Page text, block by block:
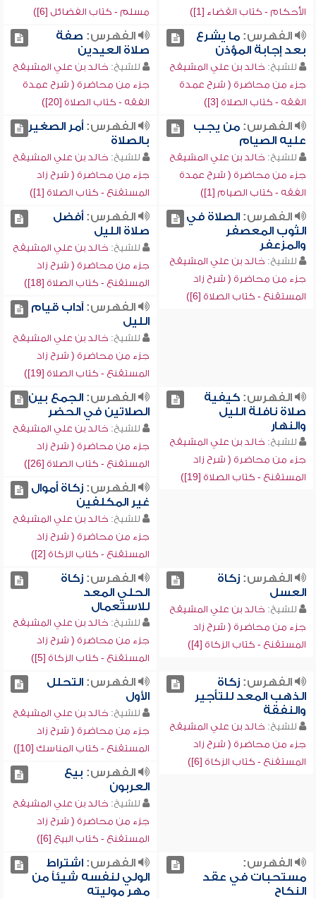
الأحكام - كتاب القضاء [1])
مسلم - كتاب الفضائل [6])
الفهرس:ما يشرع
بعد إجابة المؤذن
للشيخ: خالد بن علي المشيقح
جزء من محاضرة ( شرح عمدة
الفقه - كتاب الصلاة [3])
الفهرس: صفة
صلاة العيدين
للشيخ: خالد بن علي المشيقح
جزء من محاضرة ( شرح عمدة
الفقه - كتاب الصلاة [20])
الفهرس:من يجب
عليه الصيام
للشيخ: خالد بن علي المشيقح
جزء من محاضرة ( شرح عمدة
الفقه - كتاب الصيام [1])
الفهرس:أمر الصغير
بالصلاة
للشيخ: خالد بن علي المشيقح
جزء من محاضرة ( شرح زاد
المستقنع - كتاب الصلاة [1])
الفهرس:الصلاة في
الثوب المعصفر
والمزعفر
للشيخ: خالد بن علي المشيقح
جزء من محاضرة ( شرح زاد
المستقنع - كتاب الصلاة [6])
الفهرس:أفضل
صلاة الليل
للشيخ: خالد بن علي المشيقح
جزء من محاضرة ( شرح زاد
المستقنع - كتاب الصلاة [18])
الفهرس:آداب قيام
الليل
للشيخ: خالد بن علي المشيقح
جزء من محاضرة ( شرح زاد
المستقنع - كتاب الصلاة [19])
الفهرس:كيفية
صلاة نافلة الليل
والنهار
للشيخ: خالد بن علي المشيقح
جزء من محاضرة ( شرح زاد
المستقنع - كتاب الصلاة [19])
الفهرس:الجمع بين
الصلاتين في الحضر
للشيخ: خالد بن علي المشيقح
جزء من محاضرة ( شرح زاد
المستقنع - كتاب الصلاة [26])
الفهرس:زكاة أموال
غير المكلفين
للشيخ: خالد بن علي المشيقح
جزء من محاضرة ( شرح زاد
المستقنع - كتاب الزكاة [2])
الفهرس:زكاة
العسل
للشيخ: خالد بن علي المشيقح
جزء من محاضرة ( شرح زاد
المستقنع - كتاب الزكاة [4])
الفهرس:زكاة
الحلي المعد
للاستعمال
للشيخ: خالد بن علي المشيقح
جزء من محاضرة ( شرح زاد
المستقنع - كتاب الزكاة [5])
الفهرس:زكاة
الذهب المعد للتأجير
والنفقة
للشيخ: خالد بن علي المشيقح
جزء من محاضرة ( شرح زاد
المستقنع - كتاب الزكاة [6])
الفهرس:التحلل
الأول
للشيخ: خالد بن علي المشيقح
جزء من محاضرة ( شرح زاد
المستقنع - كتاب المناسك [10])
الفهرس: بيع
العربون
للشيخ: خالد بن علي المشيقح
جزء من محاضرة ( شرح زاد
المستقنع - كتاب البيع [6])
الفهرس:
مستحبات في عقد
النكاح
الفهرس:اشتراط
الولي لنفسه شيئاً من
مهر موليته